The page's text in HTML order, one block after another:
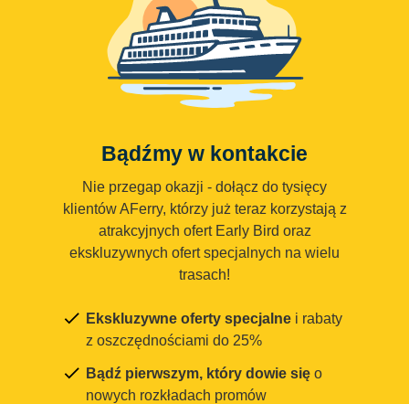
Bądźmy w kontakcie
Nie przegap okazji - dołącz do tysięcy
klientów AFerry, którzy już teraz korzystają z
atrakcyjnych ofert Early Bird oraz
ekskluzywnych ofert specjalnych na wielu
trasach!
Ekskluzywne oferty specjalne i rabaty
z oszczędnościami do 25%
Bądź pierwszym, który dowie się o
nowych rozkładach promów